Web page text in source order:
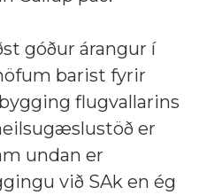
góður árangur í
barist fyrir
flugvallarins
er
undan er
við SAk en ég